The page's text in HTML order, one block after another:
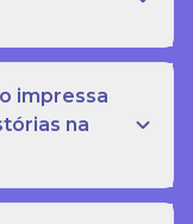
impressa
na